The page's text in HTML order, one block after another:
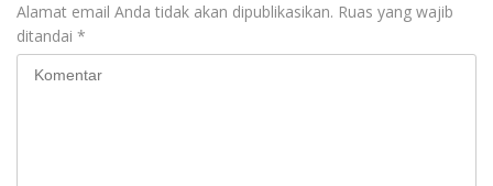
Alamat email Anda tidak akan dipublikasikan. Ruas yang wajib
ditandai *